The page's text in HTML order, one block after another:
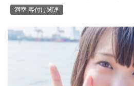
満室 客付け関連